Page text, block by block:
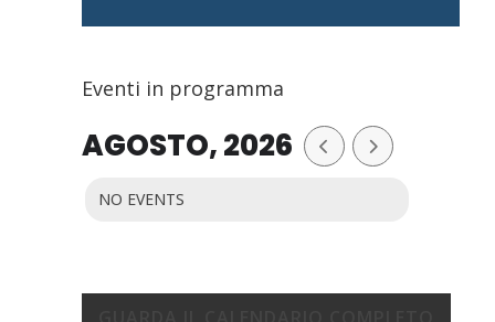
Eventi in programma
AGOSTO, 2026
NO EVENTS